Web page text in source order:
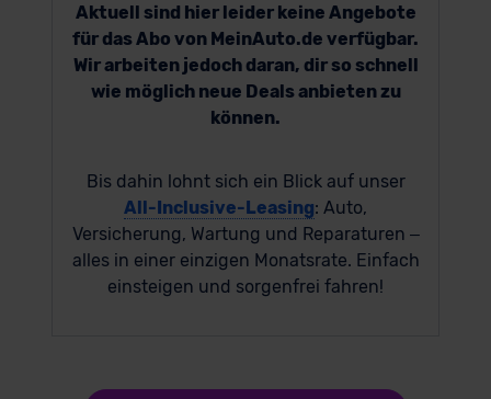
Aktuell sind hier leider keine Angebote
für das Abo von MeinAuto.de verfügbar.
Wir arbeiten jedoch daran, dir so schnell
wie möglich neue Deals anbieten zu
können.
Bis dahin lohnt sich ein Blick auf unser
All-Inclusive-Leasing: Auto,
Versicherung, Wartung und Reparaturen –
alles in einer einzigen Monatsrate. Einfach
einsteigen und sorgenfrei fahren!